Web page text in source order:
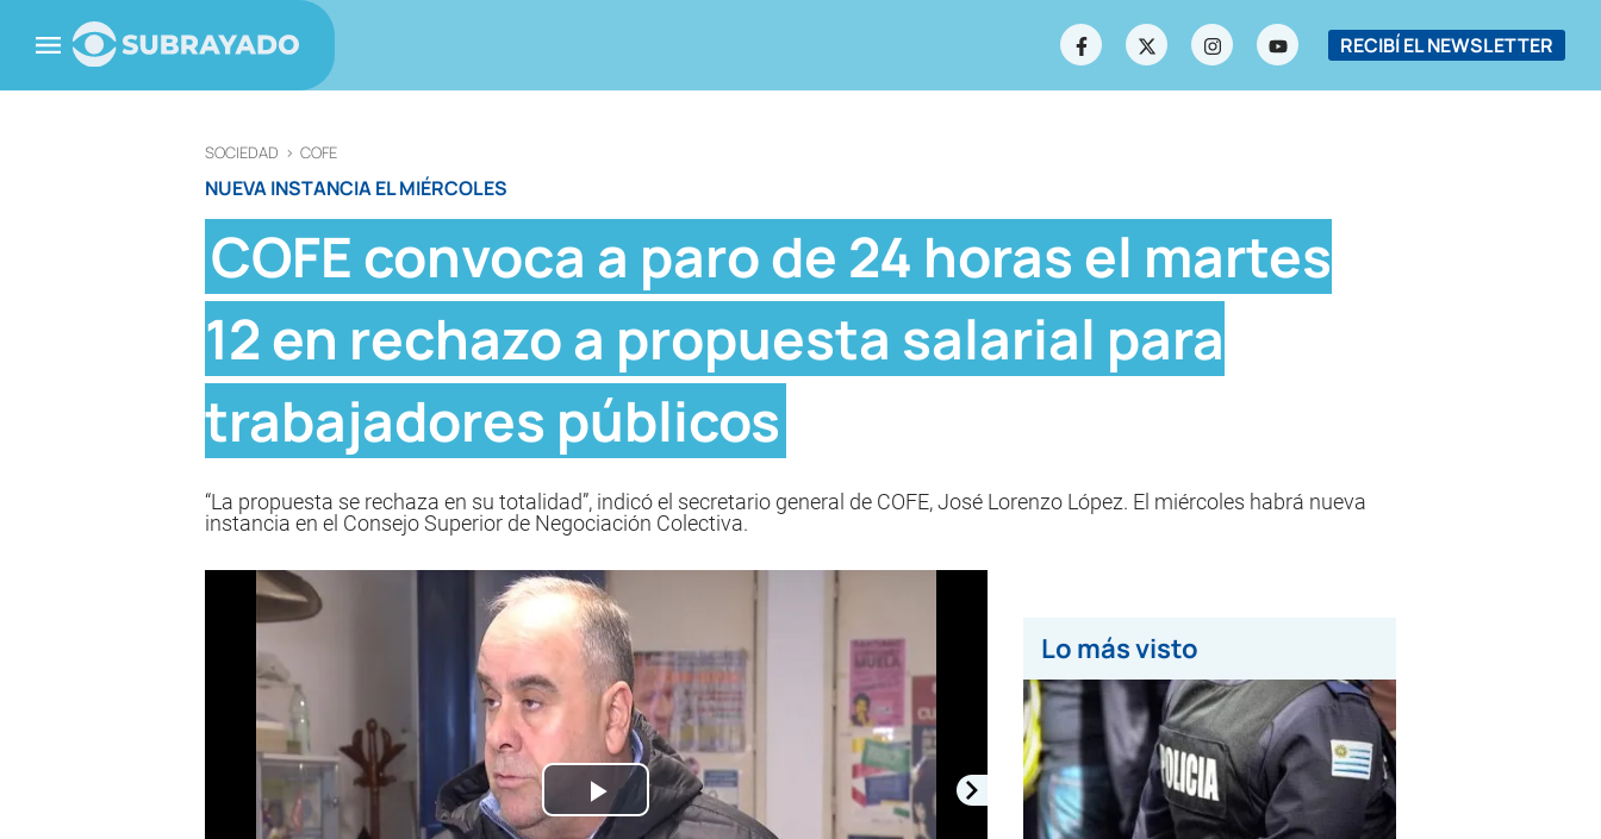
RECIBÍ EL NEWSLETTER
SOCIEDAD > COFE
NUEVA INSTANCIA EL MIÉRCOLES
COFE convoca a paro de 24 horas el martes
12 en rechazo a propuesta salarial para
trabajadores públicos
“La propuesta se rechaza en su totalidad”, indicó el secretario general de COFE, José Lorenzo López. El miércoles habrá nueva
instancia en el Consejo Superior de Negociación Colectiva.
Play
Lo más visto